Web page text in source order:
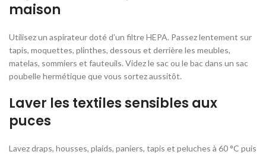
maison
Utilisez un aspirateur doté d’un filtre HEPA. Passez lentement sur
tapis, moquettes, plinthes, dessous et derrière les meubles,
matelas, sommiers et fauteuils. Videz le sac ou le bac dans un sac
poubelle hermétique que vous sortez aussitôt.
Laver les textiles sensibles aux
puces
Lavez draps, housses, plaids, paniers, tapis et peluches à 60 °C puis